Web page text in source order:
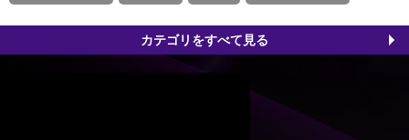
カテゴリをすべて見る